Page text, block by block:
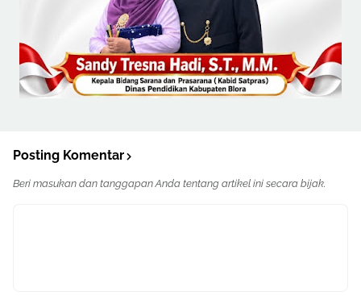
Posting Komentar
Beri masukan dan tanggapan Anda tentang artikel ini secara bijak.